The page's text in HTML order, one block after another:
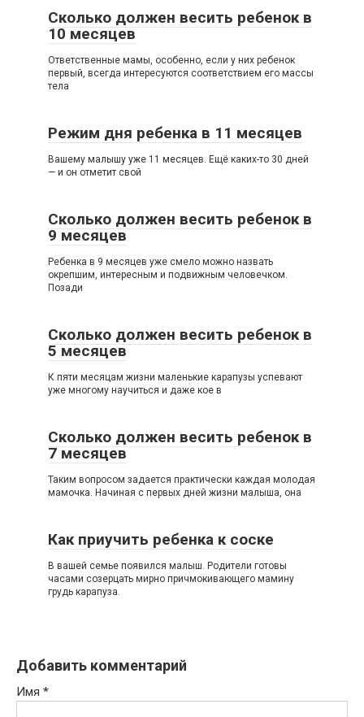
Сколько должен весить ребенок в
10 месяцев
Ответственные мамы, особенно, если у них ребенок
первый, всегда интересуются соответствием его массы
тела
Режим дня ребенка в 11 месяцев
Вашему малышу уже 11 месяцев. Ещё каких-то 30 дней
— и он отметит свой
Сколько должен весить ребенок в
9 месяцев
Ребенка в 9 месяцев уже смело можно назвать
окрепшим, интересным и подвижным человечком.
Позади
Сколько должен весить ребенок в
5 месяцев
К пяти месяцам жизни маленькие карапузы успевают
уже многому научиться и даже кое в
Сколько должен весить ребенок в
7 месяцев
Таким вопросом задается практически каждая молодая
мамочка. Начиная с первых дней жизни малыша, она
Как приучить ребенка к соске
В вашей семье появился малыш. Родители готовы
часами созерцать мирно причмокивающего мамину
грудь карапуза.
Добавить комментарий
Имя *